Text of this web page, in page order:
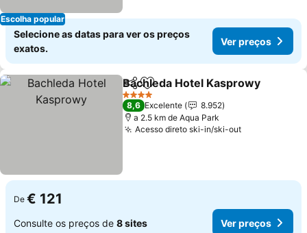
Escolha popular
Selecione as datas para ver os preços
exatos.
Ver preços
PartilharAdicionar aos favoritos
Bachleda Hotel Kasprowy
4 Estrelas
8,6 Excelente
8.952
a 2.5 km de Aqua Park
Acesso direto ski-in/ski-outVer preços
De € 121
Consulte os preços de 8 sites Ver preços